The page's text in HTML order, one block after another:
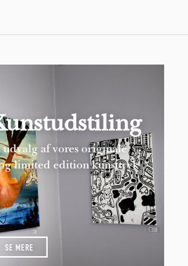
udvalg af vores originale
limited edition kunsttryk
SE MERE